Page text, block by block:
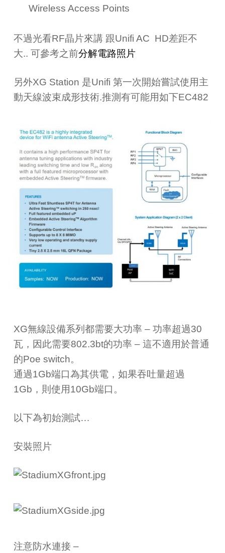
Wireless Access Points
不過光看RF晶片來講 跟Unifi AC HD差距不
大.. 可參考之前分解電路照片
另外XG Station 是Unifi 第一次開始嘗試使用主
動天線波束成形技術.推測有可能用如下EC482
XG無線設備系列都需要大功率 – 功率超過30
瓦，因此需要802.3bt的功率 – 這不適用於普通
的Poe switch。
通過1Gb端口為其供電，如果吞吐量超過
1Gb，則使用10Gb端口。
以下為初始測試…
安裝照片
注意防水連接 –